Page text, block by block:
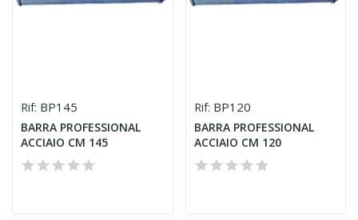
Rif: BP145
BARRA PROFESSIONAL
ACCIAIO CM 145
Rif: BP120
BARRA PROFESSIONAL
ACCIAIO CM 120